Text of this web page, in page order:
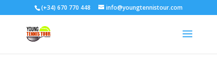
(+34) 670 770 448 info@youngtennistour.com